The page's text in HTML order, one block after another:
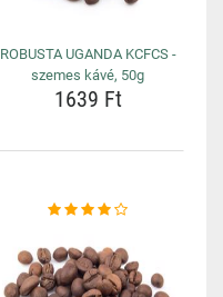
ROBUSTA UGANDA KCFCS -
szemes kávé, 50g
1639 Ft